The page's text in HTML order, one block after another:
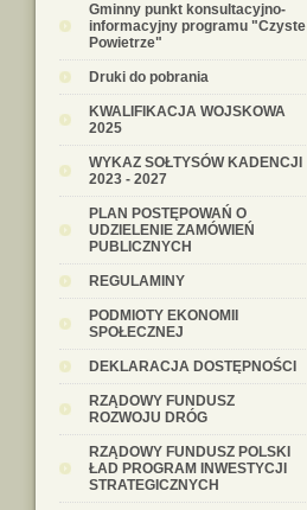
Gminny punkt konsultacyjno-
informacyjny programu "Czyste
Powietrze"
Druki do pobrania
KWALIFIKACJA WOJSKOWA
2025
WYKAZ SOŁTYSÓW KADENCJI
2023 - 2027
PLAN POSTĘPOWAŃ O
UDZIELENIE ZAMÓWIEŃ
PUBLICZNYCH
REGULAMINY
PODMIOTY EKONOMII
SPOŁECZNEJ
DEKLARACJA DOSTĘPNOŚCI
RZĄDOWY FUNDUSZ
ROZWOJU DRÓG
RZĄDOWY FUNDUSZ POLSKI
ŁAD PROGRAM INWESTYCJI
STRATEGICZNYCH